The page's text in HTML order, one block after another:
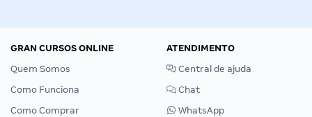
GRAN CURSOS ONLINE
Quem Somos
Como Funciona
Como Comprar
ATENDIMENTO
Central de ajuda
Chat
WhatsApp